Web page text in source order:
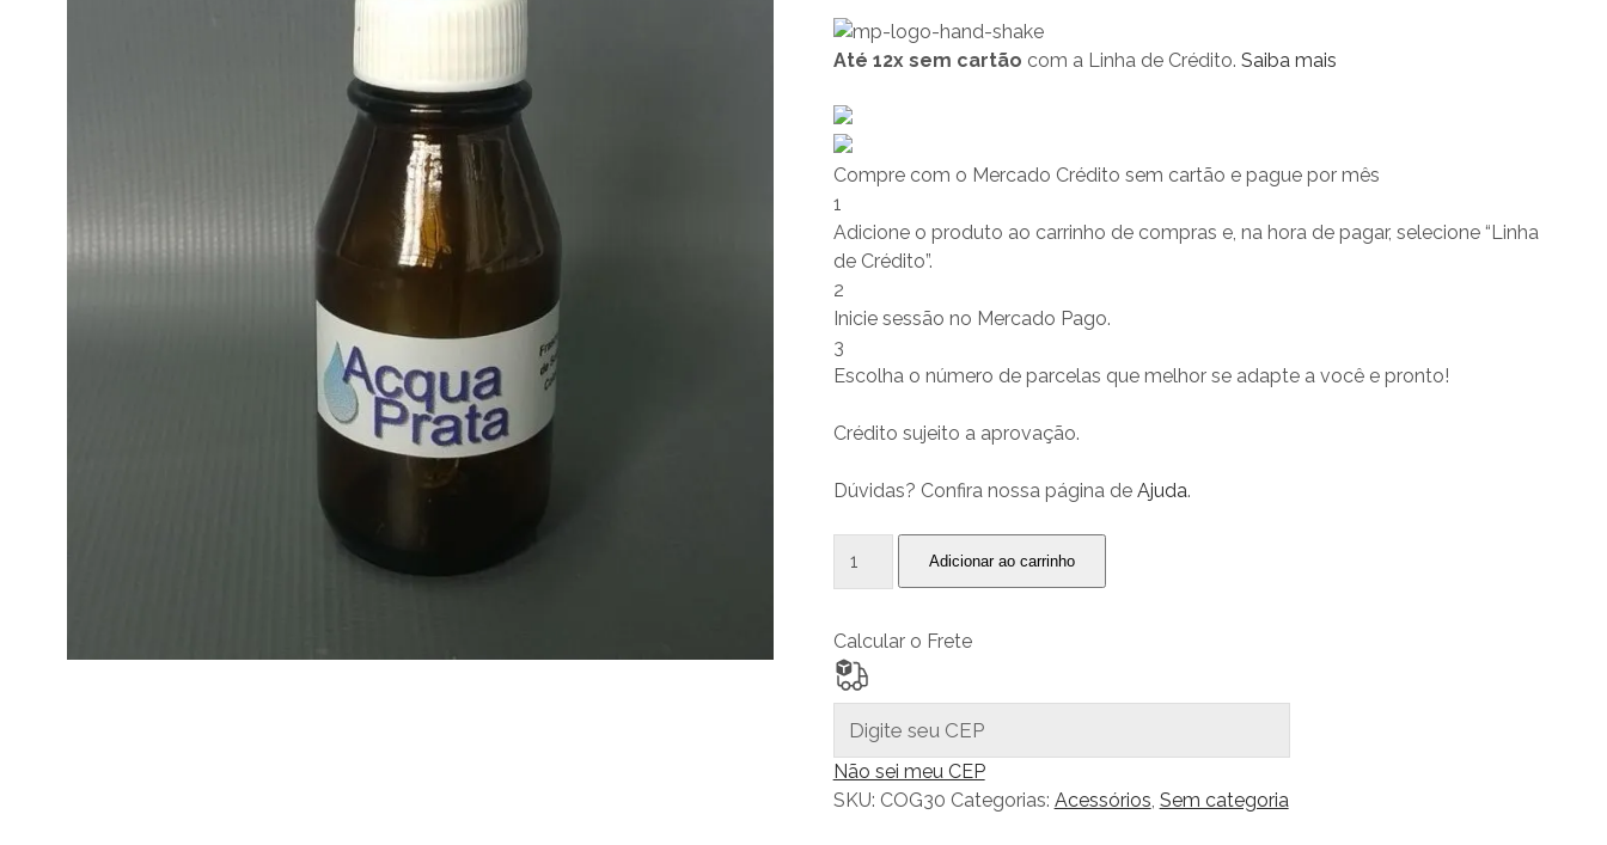
Ouro
Coloidal
Até 12x sem cartão com a Linha de Crédito. Saiba mais
Compre com o Mercado Crédito sem cartão e pague por mês
1
Adicione o produto ao carrinho de compras e, na hora de pagar, selecione “Linha
de Crédito”.
2
Inicie sessão no Mercado Pago.
3
Escolha o número de parcelas que melhor se adapte a você e pronto!
Crédito sujeito a aprovação.
Dúvidas? Confira nossa página de Ajuda.
gotas
ml
(vazio)
quantidade
Adicionar ao carrinho
Calcular o Frete
Não sei meu CEP
SKU: COG30 Categorias: Acessórios, Sem categoria